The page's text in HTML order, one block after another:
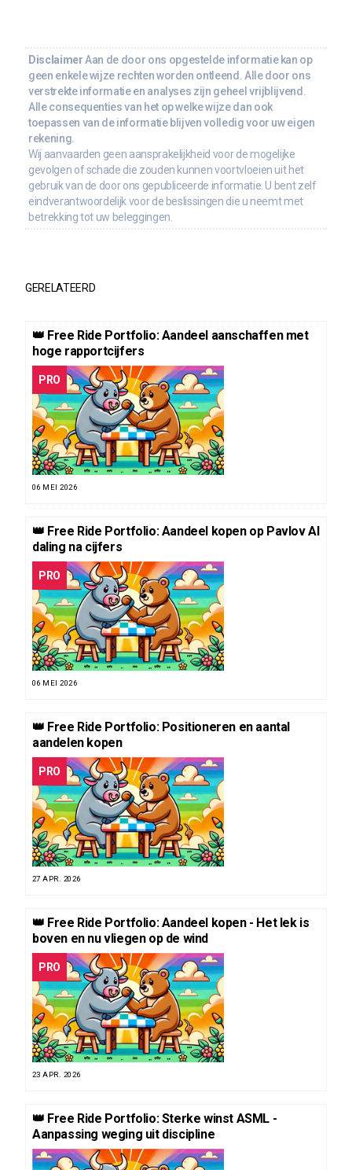
Disclaimer Aan de door ons opgestelde informatie kan op
geen enkele wijze rechten worden ontleend. Alle door ons
verstrekte informatie en analyses zijn geheel vrijblijvend.
Alle consequenties van het op welke wijze dan ook
toepassen van de informatie blijven volledig voor uw eigen
rekening.
Wij aanvaarden geen aansprakelijkheid voor de mogelijke
gevolgen of schade die zouden kunnen voortvloeien uit het
gebruik van de door ons gepubliceerde informatie. U bent zelf
eindverantwoordelijk voor de beslissingen die u neemt met
betrekking tot uw beleggingen.
GERELATEERD
👑 Free Ride Portfolio: Aandeel aanschaffen met
hoge rapportcijfers
PRO
06 MEI 2026
👑 Free Ride Portfolio: Aandeel kopen op Pavlov AI
daling na cijfers
PRO
06 MEI 2026
👑 Free Ride Portfolio: Positioneren en aantal
aandelen kopen
PRO
27 APR. 2026
👑 Free Ride Portfolio: Aandeel kopen - Het lek is
boven en nu vliegen op de wind
PRO
23 APR. 2026
👑 Free Ride Portfolio: Sterke winst ASML -
Aanpassing weging uit discipline